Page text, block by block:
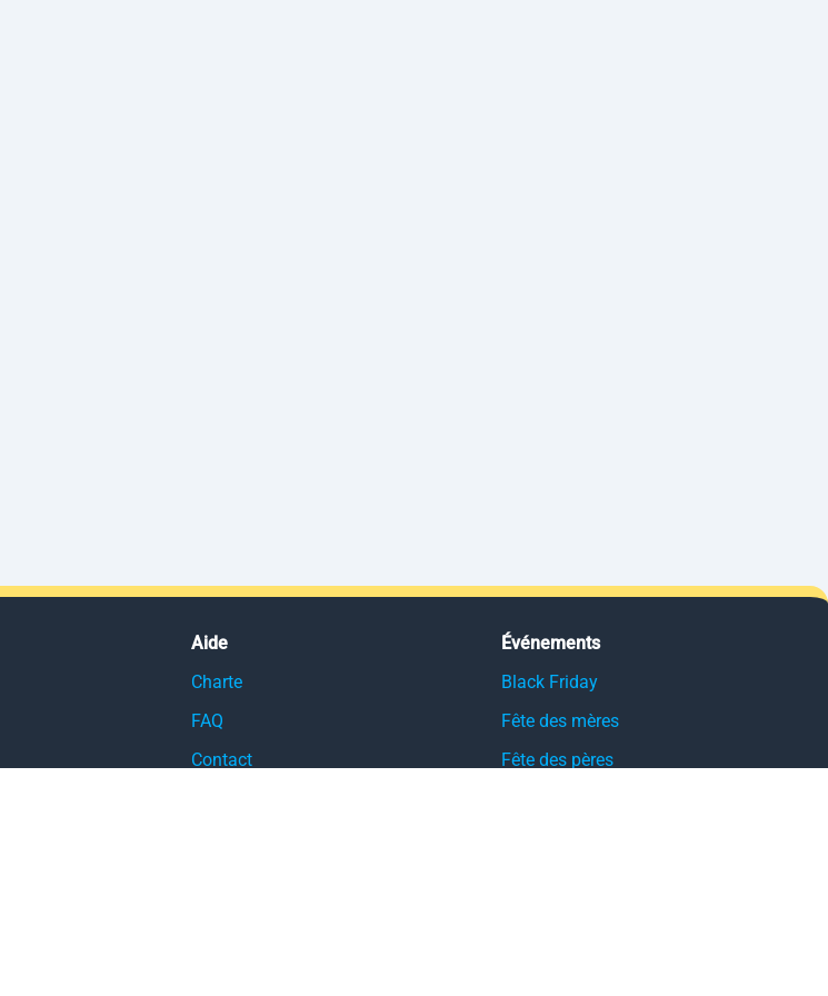
Aide
Charte
FAQ
Contact
Événements
Black Friday
Fête des mères
Fête des pères